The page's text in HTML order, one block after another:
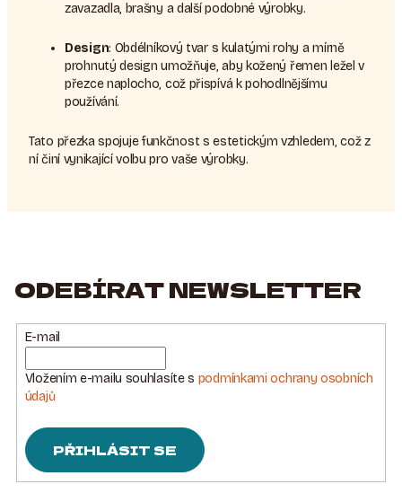
zavazadla, brašny a další podobné výrobky.
Design: Obdélníkový tvar s kulatými rohy a mírně
prohnutý design umožňuje, aby kožený řemen ležel v
přezce naplocho, což přispívá k pohodlnějšímu
používání.
Tato přezka spojuje funkčnost s estetickým vzhledem, což z
ní činí vynikající volbu pro vaše výrobky.
ODEBÍRAT NEWSLETTER
E-mail
Vložením e-mailu souhlasíte s podmínkami ochrany osobních
údajů
PŘIHLÁSIT SE